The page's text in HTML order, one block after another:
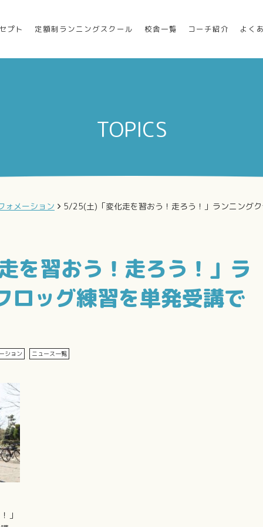
プト 定額制ランニングスクール 校舎一覧 コーチ紹介 よく
TOPICS
ォメーション 5/25(土)「変化走を習おう！走ろう！」ランニング
を習おう！走ろう！」ラ
ロッグ練習を単発受講で
ション ニュース一覧
」